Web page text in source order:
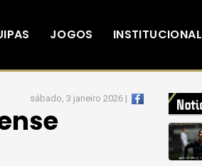
JOGOS INSTITUCIONAL
sábado, 3 janeiro 2026 |